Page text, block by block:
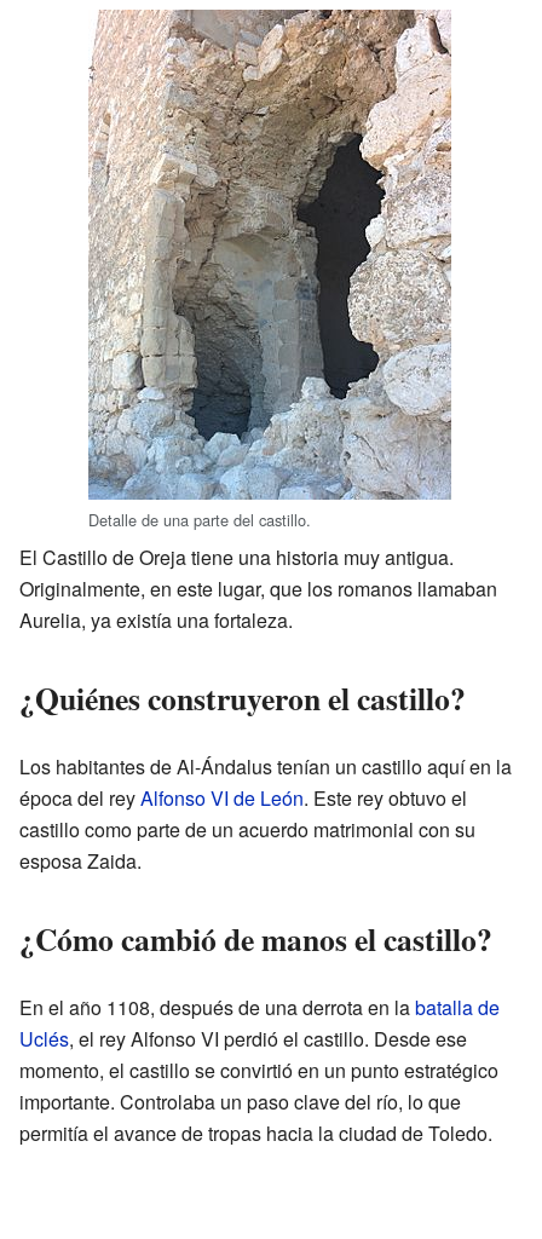
Detalle de una parte del castillo.
El Castillo de Oreja tiene una historia muy antigua.
Originalmente, en este lugar, que los romanos llamaban
Aurelia, ya existía una fortaleza.
¿Quiénes construyeron el castillo?
Los habitantes de Al-Ándalus tenían un castillo aquí en la
época del reyAlfonso VI de León. Este rey obtuvo el
castillo como parte de un acuerdo matrimonial con su
esposa Zaida.
¿Cómo cambió de manos el castillo?
En el año 1108, después de una derrota en labatalla de
Uclés, el rey Alfonso VI perdió el castillo. Desde ese
momento, el castillo se convirtió en un punto estratégico
importante. Controlaba un paso clave del río, lo que
permitía el avance de tropas hacia la ciudad de Toledo.